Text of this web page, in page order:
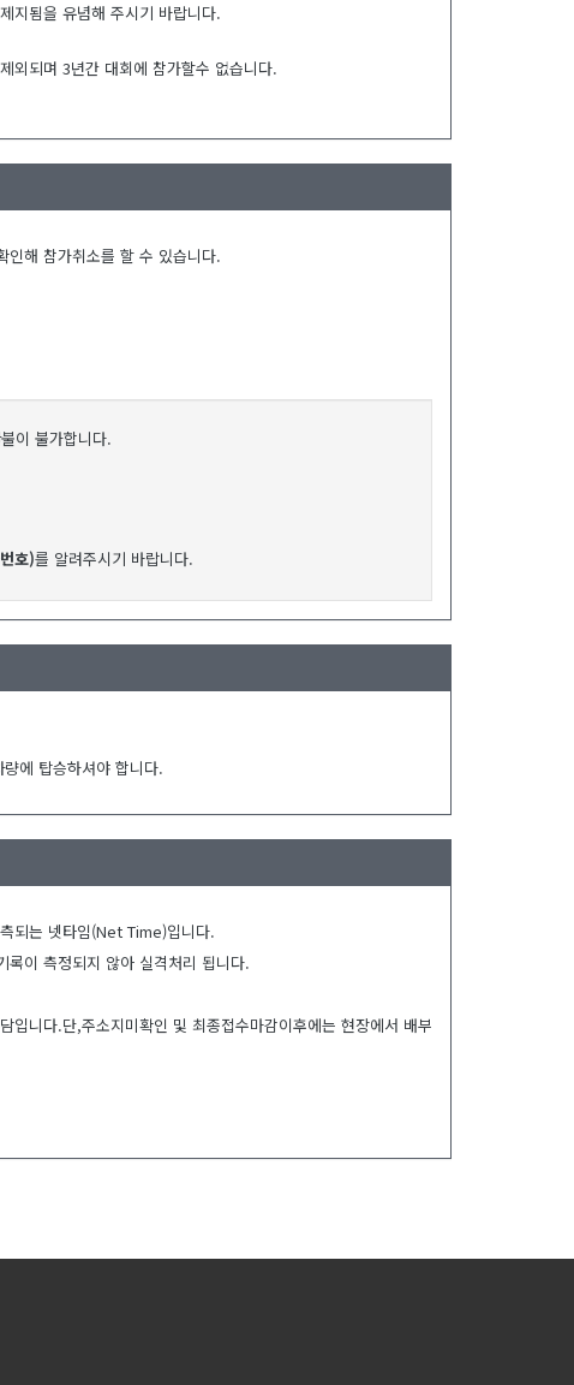
지됨을 유념해 주시기 바랍니다.
외되며 3년간 대회에 참가할수 없습니다.
인해 참가취소를 할 수 있습니다.
이 불가합니다.
호)를 알려주시기 바랍니다.
에 탑승하셔야 합니다.
되는 넷타임(Net Time)입니다.
이 측정되지 않아 실격처리 됩니다.
니다.단,주소지미확인 및 최종접수마감이후에는 현장에서 배부